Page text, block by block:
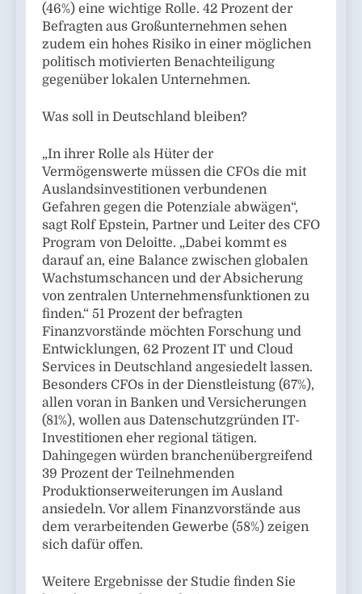
(46%) eine wichtige Rolle. 42 Prozent der
Befragten aus Großunternehmen sehen
zudem ein hohes Risiko in einer möglichen
politisch motivierten Benachteiligung
gegenüber lokalen Unternehmen.
Was soll in Deutschland bleiben?
„In ihrer Rolle als Hüter der
Vermögenswerte müssen die CFOs die mit
Auslandsinvestitionen verbundenen
Gefahren gegen die Potenziale abwägen“,
sagt Rolf Epstein, Partner und Leiter des CFO
Program von Deloitte. „Dabei kommt es
darauf an, eine Balance zwischen globalen
Wachstumschancen und der Absicherung
von zentralen Unternehmensfunktionen zu
finden.“ 51 Prozent der befragten
Finanzvorstände möchten Forschung und
Entwicklungen, 62 Prozent IT und Cloud
Services in Deutschland angesiedelt lassen.
Besonders CFOs in der Dienstleistung (67%),
allen voran in Banken und Versicherungen
(81%), wollen aus Datenschutzgründen IT-
Investitionen eher regional tätigen.
Dahingegen würden branchenübergreifend
39 Prozent der Teilnehmenden
Produktionserweiterungen im Ausland
ansiedeln. Vor allem Finanzvorstände aus
dem verarbeitenden Gewerbe (58%) zeigen
sich dafür offen.
Weitere Ergebnisse der Studie finden Sie